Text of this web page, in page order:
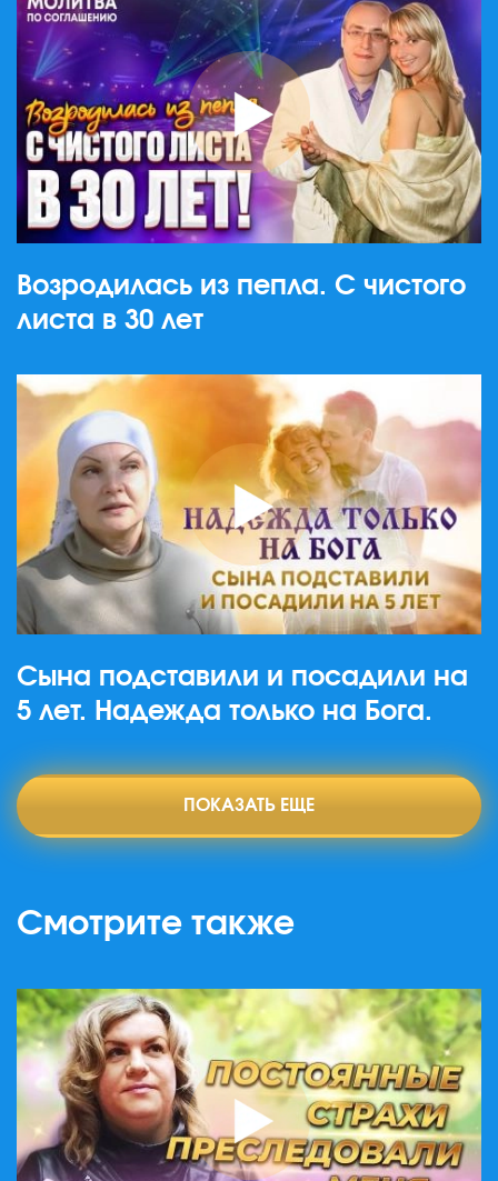
Возродилась из пепла. С чистого
листа в 30 лет
Сына подставили и посадили на
5 лет. Надежда только на Бога.
ПОКАЗАТЬ ЕЩЕ
Смотрите также